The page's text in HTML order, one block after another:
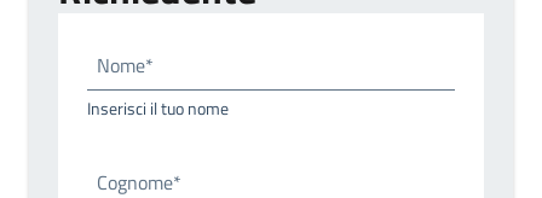
Nome*
Inserisci il tuo nome
Cognome*